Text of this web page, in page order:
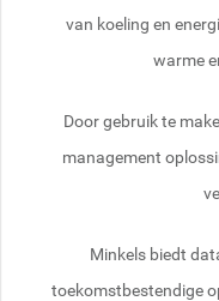
van koeling en
warme
Door gebruik te
management
Minkels biedt
toekomstbestendige